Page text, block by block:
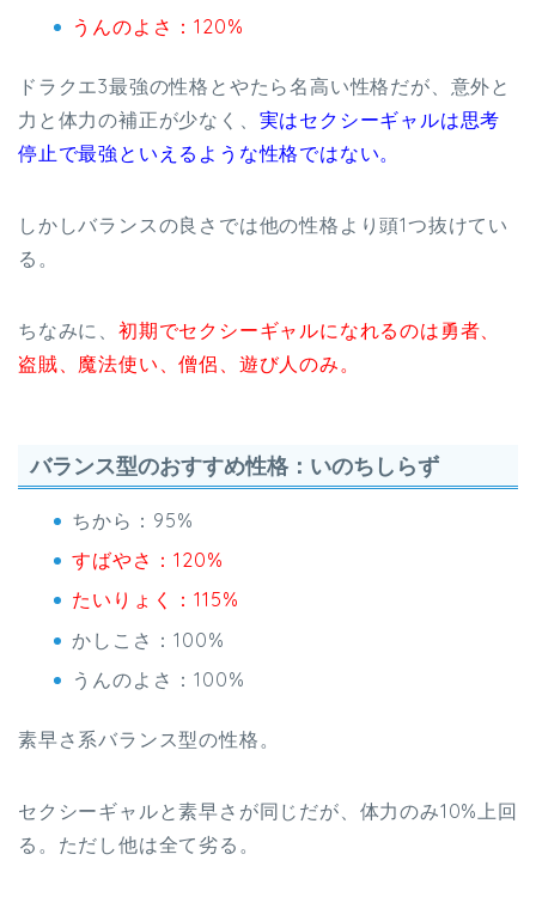
うんのよさ：120%
ドラクエ3最強の性格とやたら名高い性格だが、意外と
力と体力の補正が少なく、 実はセクシーギャルは思考
停止で最強といえるような性格ではない。
しかしバランスの良さでは他の性格より頭1つ抜けてい
る。
ちなみに、 初期でセクシーギャルになれるのは勇者、
盗賊、魔法使い、僧侶、遊び人のみ。
バランス型のおすすめ性格：いのちしらず
ちから：95%
すばやさ：120%
たいりょく：115%
かしこさ：100%
うんのよさ：100%
素早さ系バランス型の性格。
セクシーギャルと素早さが同じだが、体力のみ10%上回
る。ただし他は全て劣る。